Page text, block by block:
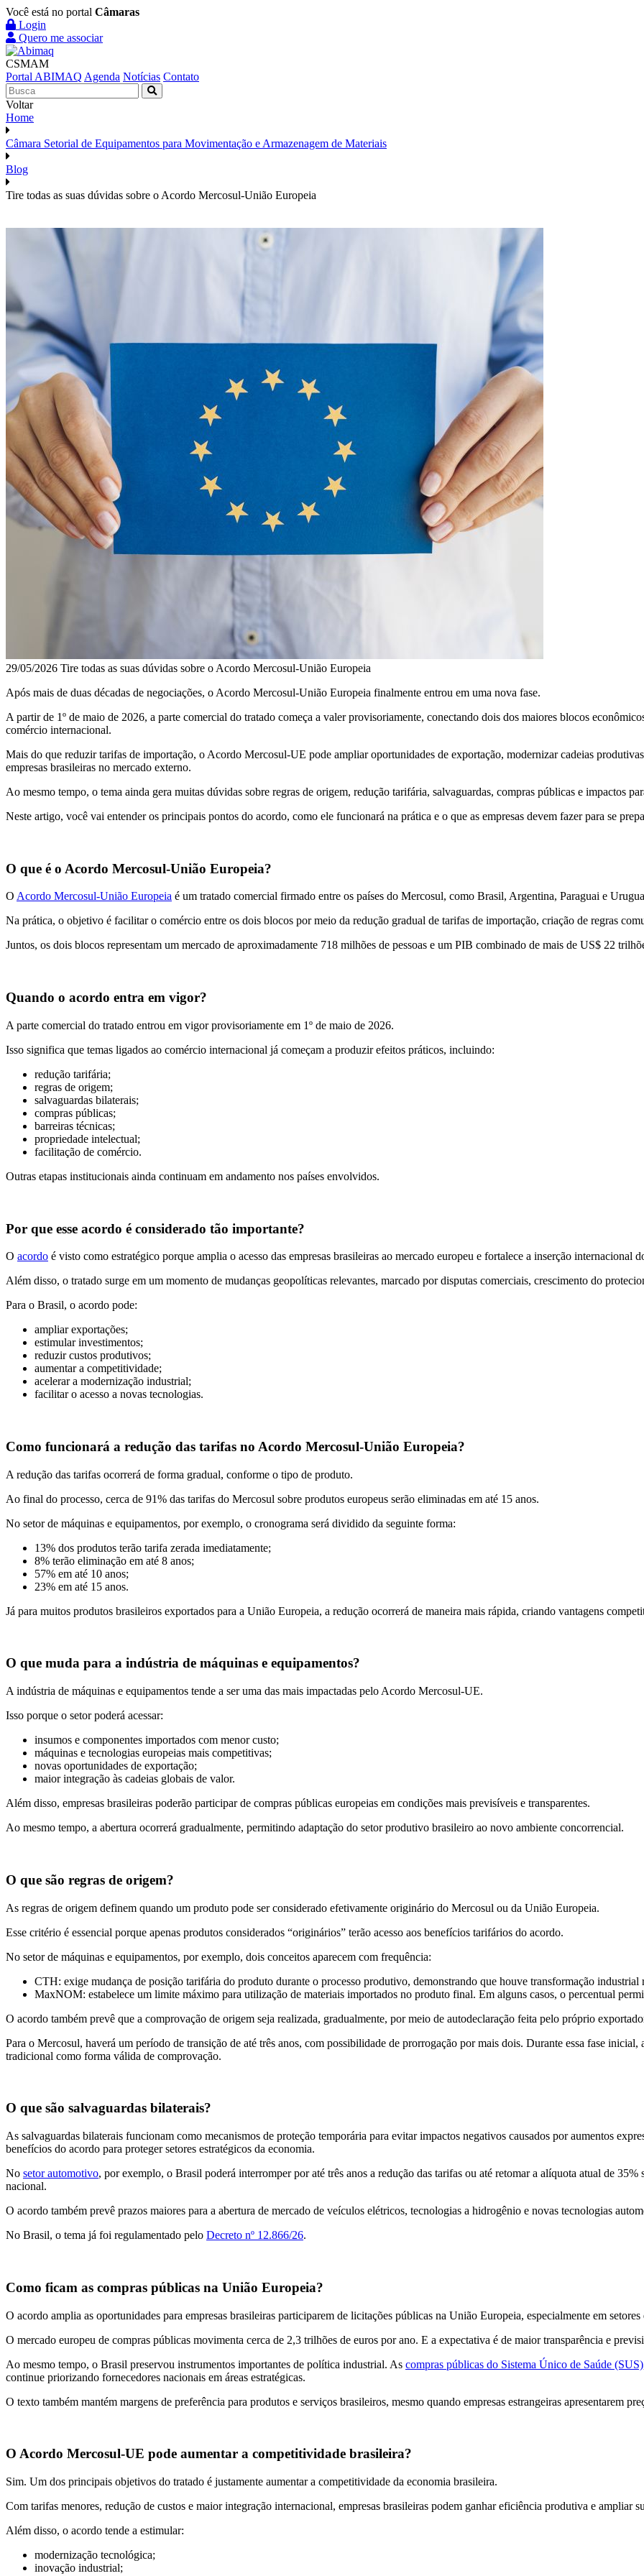
Você está no portal Câmaras
Login
Quero me associar
CSMAM
Portal ABIMAQ Agenda Notícias Contato
Voltar
Home
Câmara Setorial de Equipamentos para Movimentação e Armazenagem de Materiais
Blog
Tire todas as suas dúvidas sobre o Acordo Mercosul-União Europeia
29/05/2026 Tire todas as suas dúvidas sobre o Acordo Mercosul-União Europeia
Após mais de duas décadas de negociações, o Acordo Mercosul-União Europeia finalmente entrou em uma nova fase.
A partir de 1º de maio de 2026, a parte comercial do tratado começa a valer provisoriamente, conectando dois dos maiores blocos
comércio internacional.
Mais do que reduzir tarifas de importação, o Acordo Mercosul-UE pode ampliar oportunidades de exportação, modernizar cadeias
empresas brasileiras no mercado externo.
Ao mesmo tempo, o tema ainda gera muitas dúvidas sobre regras de origem, redução tarifária, salvaguardas, compras públicas e impactos
Neste artigo, você vai entender os principais pontos do acordo, como ele funcionará na prática e o que as empresas devem fazer para se
O que é o Acordo Mercosul-União Europeia?
O Acordo Mercosul-União Europeia é um tratado comercial firmado entre os países do Mercosul, como Brasil, Argentina, Paraguai e
Na prática, o objetivo é facilitar o comércio entre os dois blocos por meio da redução gradual de tarifas de importação, criação de regras
Juntos, os dois blocos representam um mercado de aproximadamente 718 milhões de pessoas e um PIB combinado de mais de US$ 22
Quando o acordo entra em vigor?
A parte comercial do tratado entrou em vigor provisoriamente em 1º de maio de 2026.
Isso significa que temas ligados ao comércio internacional já começam a produzir efeitos práticos, incluindo:
redução tarifária;
regras de origem;
salvaguardas bilaterais;
compras públicas;
barreiras técnicas;
propriedade intelectual;
facilitação de comércio.
Outras etapas institucionais ainda continuam em andamento nos países envolvidos.
Por que esse acordo é considerado tão importante?
O acordo é visto como estratégico porque amplia o acesso das empresas brasileiras ao mercado europeu e fortalece a inserção internacional
Além disso, o tratado surge em um momento de mudanças geopolíticas relevantes, marcado por disputas comerciais, crescimento do
Para o Brasil, o acordo pode:
ampliar exportações;
estimular investimentos;
reduzir custos produtivos;
aumentar a competitividade;
acelerar a modernização industrial;
facilitar o acesso a novas tecnologias.
Como funcionará a redução das tarifas no Acordo Mercosul-União Europeia?
A redução das tarifas ocorrerá de forma gradual, conforme o tipo de produto.
Ao final do processo, cerca de 91% das tarifas do Mercosul sobre produtos europeus serão eliminadas em até 15 anos.
No setor de máquinas e equipamentos, por exemplo, o cronograma será dividido da seguinte forma:
13% dos produtos terão tarifa zerada imediatamente;
8% terão eliminação em até 8 anos;
57% em até 10 anos;
23% em até 15 anos.
Já para muitos produtos brasileiros exportados para a União Europeia, a redução ocorrerá de maneira mais rápida, criando vantagens
O que muda para a indústria de máquinas e equipamentos?
A indústria de máquinas e equipamentos tende a ser uma das mais impactadas pelo Acordo Mercosul-UE.
Isso porque o setor poderá acessar:
insumos e componentes importados com menor custo;
máquinas e tecnologias europeias mais competitivas;
novas oportunidades de exportação;
maior integração às cadeias globais de valor.
Além disso, empresas brasileiras poderão participar de compras públicas europeias em condições mais previsíveis e transparentes.
Ao mesmo tempo, a abertura ocorrerá gradualmente, permitindo adaptação do setor produtivo brasileiro ao novo ambiente concorrencial.
O que são regras de origem?
As regras de origem definem quando um produto pode ser considerado efetivamente originário do Mercosul ou da União Europeia.
Esse critério é essencial porque apenas produtos considerados “originários” terão acesso aos benefícios tarifários do acordo.
No setor de máquinas e equipamentos, por exemplo, dois conceitos aparecem com frequência:
CTH: exige mudança de posição tarifária do produto durante o processo produtivo, demonstrando que houve transformação industrial
MaxNOM: estabelece um limite máximo para utilização de materiais importados no produto final. Em alguns casos, o percentual
O acordo também prevê que a comprovação de origem seja realizada, gradualmente, por meio de autodeclaração feita pelo próprio
Para o Mercosul, haverá um período de transição de até três anos, com possibilidade de prorrogação por mais dois. Durante essa fase
tradicional como forma válida de comprovação.
O que são salvaguardas bilaterais?
As salvaguardas bilaterais funcionam como mecanismos de proteção temporária para evitar impactos negativos causados por aumentos
benefícios do acordo para proteger setores estratégicos da economia.
No setor automotivo, por exemplo, o Brasil poderá interromper por até três anos a redução das tarifas ou até retomar a alíquota atual de
nacional.
O acordo também prevê prazos maiores para a abertura de mercado de veículos elétricos, tecnologias a hidrogênio e novas tecnologias
No Brasil, o tema já foi regulamentado pelo Decreto nº 12.866/26.
Como ficam as compras públicas na União Europeia?
O acordo amplia as oportunidades para empresas brasileiras participarem de licitações públicas na União Europeia, especialmente em
O mercado europeu de compras públicas movimenta cerca de 2,3 trilhões de euros por ano. E a expectativa é de maior transparência e
Ao mesmo tempo, o Brasil preservou instrumentos importantes de política industrial. As compras públicas do Sistema Único de Saúde (SUS)
continue priorizando fornecedores nacionais em áreas estratégicas.
O texto também mantém margens de preferência para produtos e serviços brasileiros, mesmo quando empresas estrangeiras apresentarem
O Acordo Mercosul-UE pode aumentar a competitividade brasileira?
Sim. Um dos principais objetivos do tratado é justamente aumentar a competitividade da economia brasileira.
Com tarifas menores, redução de custos e maior integração internacional, empresas brasileiras podem ganhar eficiência produtiva e ampliar
Além disso, o acordo tende a estimular:
modernização tecnológica;
inovação industrial;